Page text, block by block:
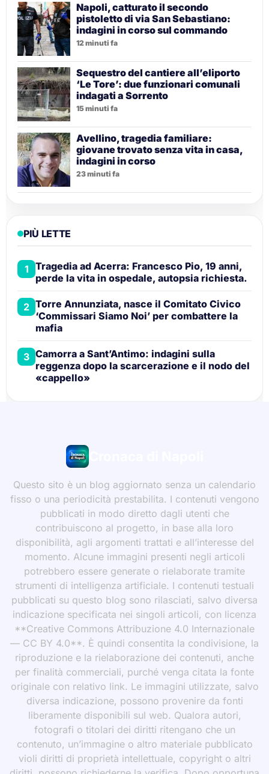
Napoli, catturato il secondo
pistoletto di via San Sebastiano:
indagini in corso sul commando
12 minuti fa
Sequestro del cantiere all’eliporto
‘Le Tore’: due funzionari comunali
indagati a Sorrento
15 minuti fa
Avellino, tragedia familiare:
giovane trovato senza vita in casa,
indagini in corso
23 minuti fa
PIÙ LETTE
1 Tragedia ad Acerra: Francesco Pio, 19 anni,
perde la vita in ospedale, autopsia richiesta.
2 Torre Annunziata, nasce il Comitato Civico
‘Commissari Siamo Noi’ per combattere la
mafia
3 Camorra a Sant’Antimo: indagini sulla
reggenza dopo la scarcerazione e il nodo del
«cappello»
Cronaca di Napoli
Questo sito è un blog aggiornato senza un calendario
fisso o una periodicità prestabilita. I contenuti vengono
pubblicati in modo diretto dagli utenti che
contribuiscono al progetto, in base alla loro
disponibilità, agli argomenti trattati e all’interesse del
momento. Alcune immagini presenti negli articoli
potrebbero essere generate o rielaborate tramite
strumenti di intelligenza artificiale. I contenuti testuali
pubblicati su questo blog sono rilasciati, salvo diversa
indicazione specificata nei singoli articoli, con licenza
**Creative Commons Attribuzione 4.0 Internazionale
— CC BY 4.0**. È quindi consentita la condivisione, la
riproduzione e la rielaborazione dei contenuti, anche
per finalità commerciali, purché venga citata la fonte
originale con relativo link. Le immagini utilizzate, salvo
diversa indicazione, possono provenire da fonti
liberamente disponibili sul web. Qualora autori,
fotografi o titolari dei diritti ritengano che un
contenuto, un’immagine o altro materiale pubblicato
violi diritti di proprietà intellettuale, copyright o altri